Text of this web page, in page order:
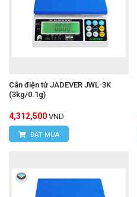
Cân điện tử JADEVER JWL-3K
(3kg/0.1g)
4,312,500 VND
ĐẶT MUA